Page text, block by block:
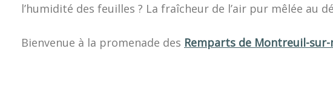
l’humidité des feuilles ? La fraîcheur de l’air pur mêlée au
Bienvenue à la promenade des Remparts de Montreuil-sur-